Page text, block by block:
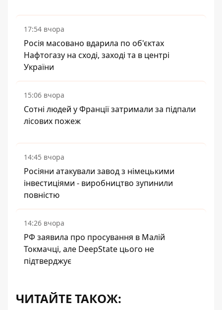
17:54 вчора
Росія масовано вдарила по об'єктах
Нафтогазу на сході, заході та в центрі
України
15:06 вчора
Сотні людей у Франції затримали за підпали
лісових пожеж
14:45 вчора
Росіяни атакували завод з німецькими
інвестиціями - виробництво зупинили
повністю
14:26 вчора
РФ заявила про просування в Малій
Токмачці, але DeepState цього не
підтверджує
ЧИТАЙТЕ ТАКОЖ: